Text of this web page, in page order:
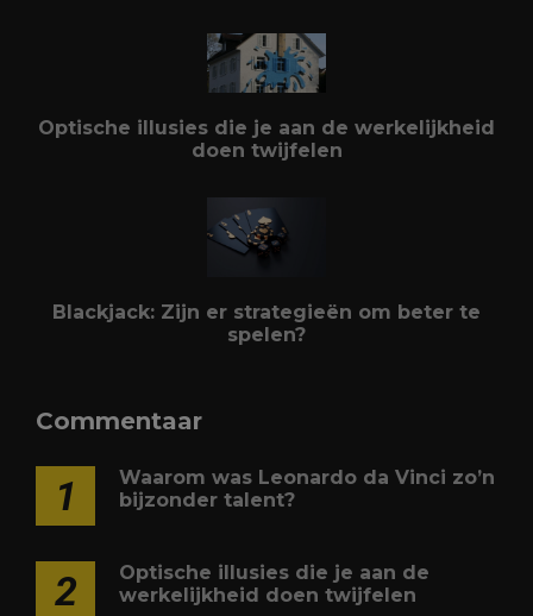
Optische illusies die je aan de werkelijkheid
doen twijfelen
Blackjack: Zijn er strategieën om beter te
spelen?
Commentaar
1
Waarom was Leonardo da Vinci zo’n
bijzonder talent?
2
Optische illusies die je aan de
werkelijkheid doen twijfelen